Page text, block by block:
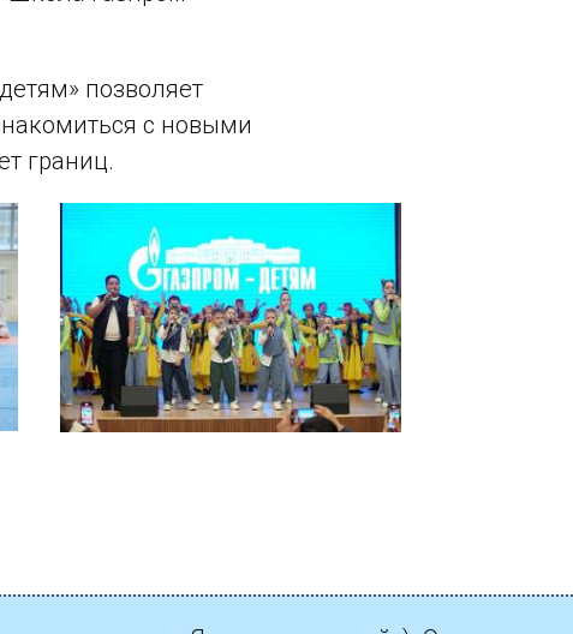
позволяет
с новыми
границ.